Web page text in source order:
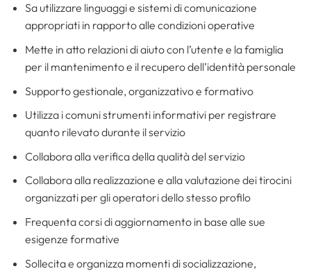
Sa utilizzare linguaggi e sistemi di comunicazione
appropriati in rapporto alle condizioni operative
Mette in atto relazioni di aiuto con l’utente e la famiglia
per il mantenimento e il recupero dell’identità personale
Supporto gestionale, organizzativo e formativo
Utilizza i comuni strumenti informativi per registrare
quanto rilevato durante il servizio
Collabora alla verifica della qualità del servizio
Collabora alla realizzazione e alla valutazione dei tirocini
organizzati per gli operatori dello stesso profilo
Frequenta corsi di aggiornamento in base alle sue
esigenze formative
Sollecita e organizza momenti di socializzazione,